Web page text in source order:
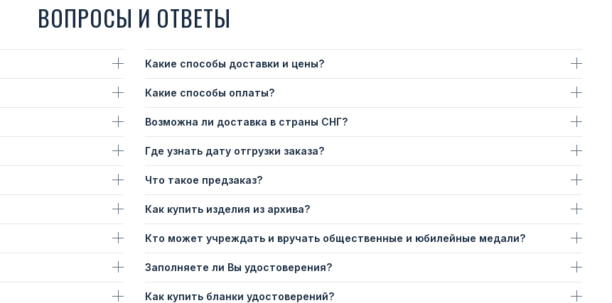
ВОПРОСЫ И ОТВЕТЫ
Какие способы доставки и цены?
Какие способы оплаты?
Возможна ли доставка в страны СНГ?
Где узнать дату отгрузки заказа?
Что такое предзаказ?
Как купить изделия из архива?
Кто может учреждать и вручать общественные и юбилейные медали?
Заполняете ли Вы удостоверения?
Как купить бланки удостоверений?